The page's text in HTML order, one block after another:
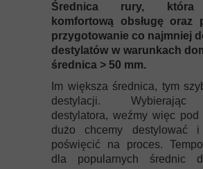
Średnica rury, która
komfortową obsługę oraz
przygotowanie co najmniej
destylatów w warunkach
średnica > 50 mm.
Im większa średnica, tym
destylacji. Wybierając
destylatora, weźmy więc
dużo chcemy destylować
poświęcić na proces.
dla popularnych średnic